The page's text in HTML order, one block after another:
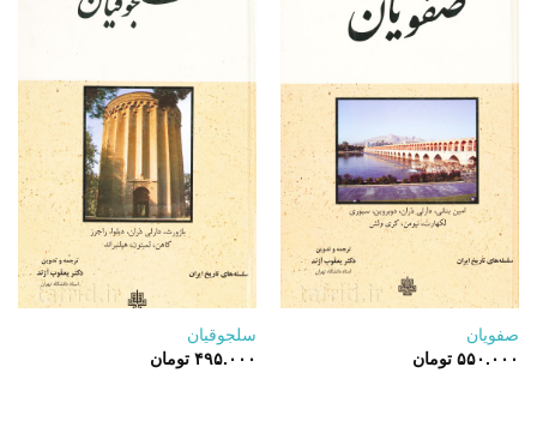
صفویان
۵۵۰.۰۰۰ تومان
سلجوقیان‏
۴۹۵.۰۰۰ تومان